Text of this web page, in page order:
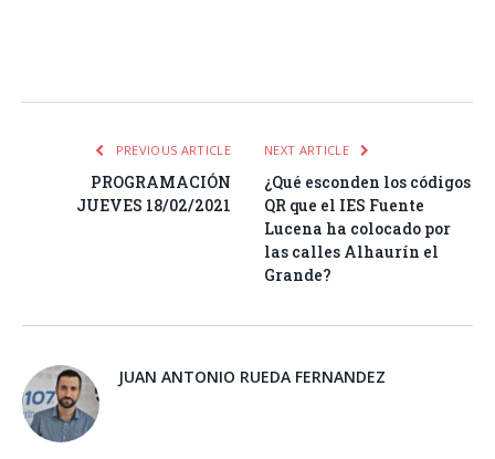
PREVIOUS ARTICLE
PROGRAMACIÓN
JUEVES 18/02/2021
NEXT ARTICLE
¿Qué esconden los códigos
QR que el IES Fuente
Lucena ha colocado por
las calles Alhaurín el
Grande?
JUAN ANTONIO RUEDA FERNANDEZ